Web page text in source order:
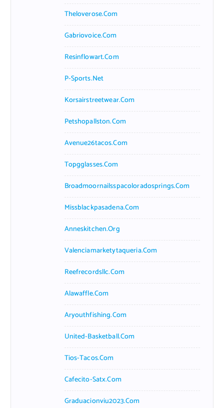
Theloverose.com
Gabriovoice.com
Resinflowart.com
P-Sports.net
Korsairstreetwear.com
Petshopallston.com
Avenue26tacos.com
Topgglasses.com
Broadmoornailsspacoloradosprings.com
Missblackpasadena.com
Anneskitchen.org
Valenciamarketytaqueria.com
Reefrecordsllc.com
Alawaffle.com
Aryouthfishing.com
United-Basketball.com
Tios-Tacos.com
Cafecito-Satx.com
Graduacionviu2023.com